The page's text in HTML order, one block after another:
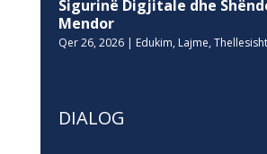
Sigurinë Digjitale dhe
Mendor
Qer 26, 2026| Edukim, Lajme, Thellesisht
DIALOG